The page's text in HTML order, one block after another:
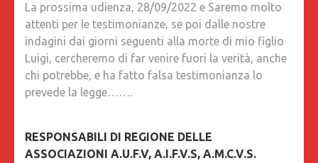
La prossima udienza, 28/09/2022 e Saremo molto
attenti per le testimonianze, se poi dalle nostre
indagini dai giorni seguenti alla morte di mio figlio
Luigi, cercheremo di far venire fuori la verità, anche
chi potrebbe, e ha fatto falsa testimonianza lo
prevede la legge…….
RESPONSABILI DI REGIONE DELLE
ASSOCIAZIONI A.U.F.V, A.I.F.V.S, A.M.C.V.S.